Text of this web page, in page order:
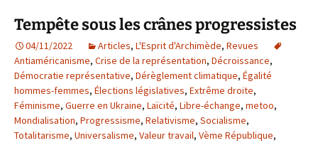
Tempête sous les crânes progressistes
04/11/2022 Articles, L'Esprit d'Archimède, Revues
Antiaméricanisme, Crise de la représentation, Décroissance,
Démocratie représentative, Dérèglement climatique, Égalité
hommes-femmes, Élections législatives, Extrême droite,
Féminisme, Guerre en Ukraine, Laïcité, Libre-échange, metoo,
Mondialisation, Progressisme, Relativisme, Socialisme,
Totalitarisme, Universalisme, Valeur travail, Vème République,